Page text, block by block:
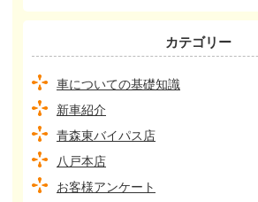
カテゴリー
車についての基礎知識
新車紹介
青森東バイパス店
八戸本店
お客様アンケート